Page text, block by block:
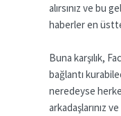
alırsınız ve bu
haberler en
Buna karşılık,
bağlantı
neredeyse
arkadaşlarınız